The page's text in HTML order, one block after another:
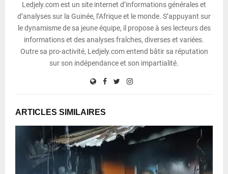
Ledjely.com est un site internet d’informations générales et
d’analyses sur la Guinée, l’Afrique et le monde. S’appuyant sur
le dynamisme de sa jeune équipe, il propose à ses lecteurs des
informations et des analyses fraîches, diverses et variées.
Outre sa pro-activité, Ledjely.com entend bâtir sa réputation
sur son indépendance et son impartialité.
ARTICLES SIMILAIRES